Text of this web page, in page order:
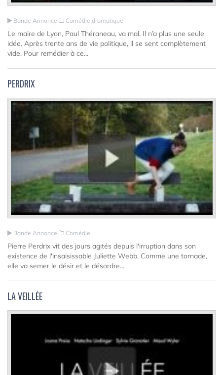
Bande Annonce Comédie dramatique
Le maire de Lyon, Paul Théraneau, va mal. Il n’a plus une seule
idée. Après trente ans de vie politique, il se sent complètement
vide. Pour remédier à ce...
PERDRIX
Bande Annonce Comédie
Pierre Perdrix vit des jours agités depuis l'irruption dans son
existence de l'insaisissable Juliette Webb. Comme une tornade,
elle va semer le désir et le désordre...
LA VEILLÉE